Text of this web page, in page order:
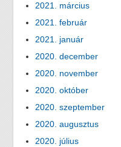
2021. március
2021. február
2021. január
2020. december
2020. november
2020. október
2020. szeptember
2020. augusztus
2020. július